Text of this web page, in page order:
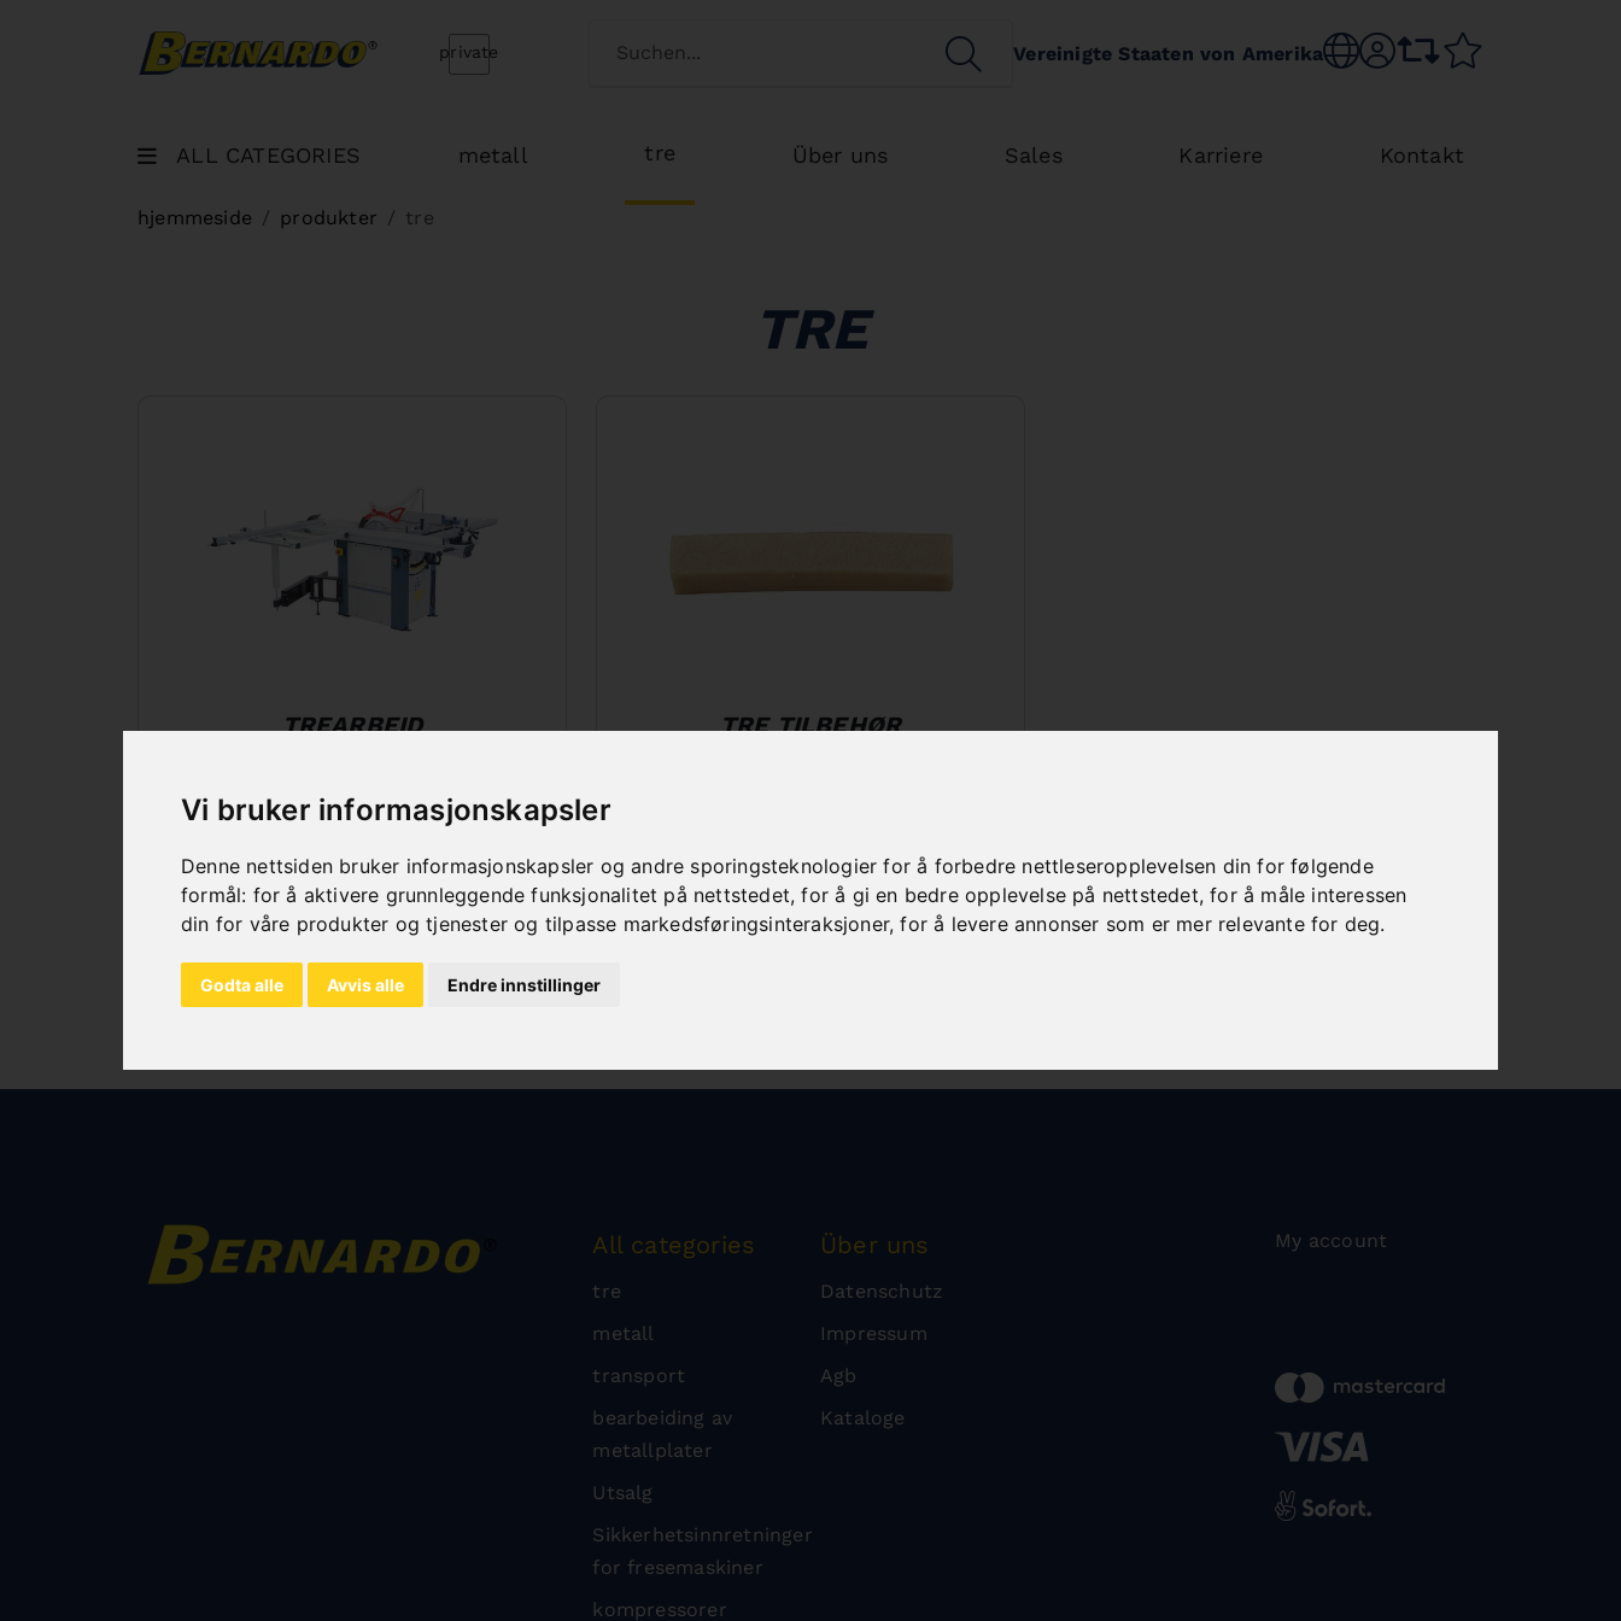
Vi bruker informasjonskapsler
Denne nettsiden bruker informasjonskapsler og andre sporingsteknologier for å forbedre nettleseropplevelsen din for følgende
formål: for å aktivere grunnleggende funksjonalitet på nettstedet,for å gi en bedre opplevelse på nettstedet,for å måle interessen
din for våre produkter og tjenester og tilpasse markedsføringsinteraksjoner,for å levere annonser som er mer relevante for deg.
Godta alle Avvis alle Endre innstillinger
Bernardo Home Switch customertype
private SEARCHVereinigte Staaten von Amerika Choose language
sr.accountcomparison list
ALL CATEGORIES metall tre Über uns Sales Karriere Kontakt
hjemmeside produkter tre
TRE
TREARBEID TRE TILBEHØR
All categories
tre
metall
transport
bearbeiding av
metallplater
Utsalg
Sikkerhetsinnretninger
for fresemaskiner
kompressorer
Über uns
Datenschutz
Impressum
Agb
Kataloge
My account